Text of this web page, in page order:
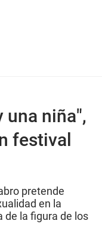
una niña",
festival
pretende
en la
de la figura de los